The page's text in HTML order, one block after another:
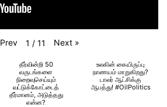
Prev 1 / 11 Next »
தீர்வின்றி 50
வருடங்களை
நிறைவுசெய்யும்
வட்டுக்கோட்டைத்
தீர்மானம், அடுத்தது
என்ன?
உலகின் கையிருப்பு
நாணயம் மாறுகிறது?
டாலர் ஆட்சிக்கு
ஆபத்து! #OilPolitics